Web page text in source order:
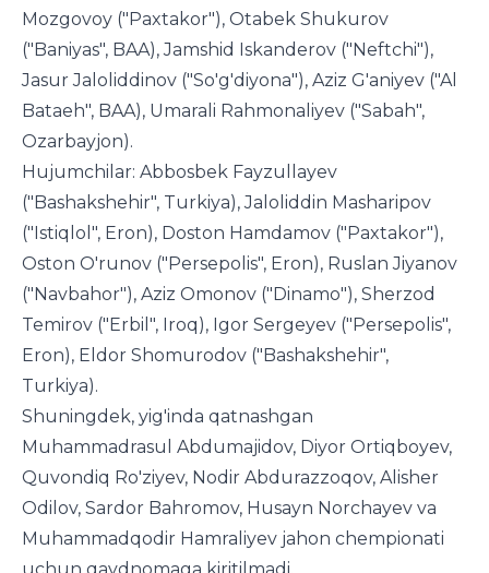
Mozgovoy ("Paxtakor"), Otabek Shukurov
("Baniyas", BAA), Jamshid Iskanderov ("Neftchi"),
Jasur Jaloliddinov ("So'g'diyona"), Aziz G'aniyev ("Al
Bataeh", BAA), Umarali Rahmonaliyev ("Sabah",
Ozarbayjon).
Hujumchilar: Abbosbek Fayzullayev
("Bashakshehir", Turkiya), Jaloliddin Masharipov
("Istiqlol", Eron), Doston Hamdamov ("Paxtakor"),
Oston O'runov ("Persepolis", Eron), Ruslan Jiyanov
("Navbahor"), Aziz Omonov ("Dinamo"), Sherzod
Temirov ("Erbil", Iroq), Igor Sergeyev ("Persepolis",
Eron), Eldor Shomurodov ("Bashakshehir",
Turkiya).
Shuningdek, yig'inda qatnashgan
Muhammadrasul Abdumajidov, Diyor Ortiqboyev,
Quvondiq Ro'ziyev, Nodir Abdurazzoqov, Alisher
Odilov, Sardor Bahromov, Husayn Norchayev va
Muhammadqodir Hamraliyev jahon chempionati
uchun qaydnomaga kiritilmadi.